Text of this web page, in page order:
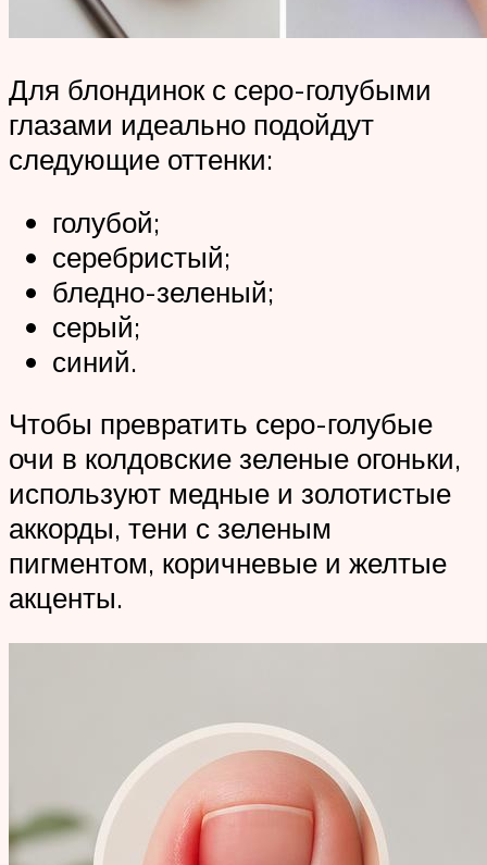
Для блондинок с серо-голубыми
глазами идеально подойдут
следующие оттенки:
голубой;
серебристый;
бледно-зеленый;
серый;
синий.
Чтобы превратить серо-голубые
очи в колдовские зеленые огоньки,
используют медные и золотистые
аккорды, тени с зеленым
пигментом, коричневые и желтые
акценты.